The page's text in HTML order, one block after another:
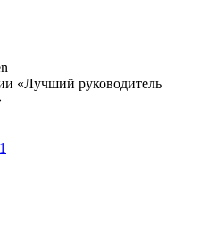
«Лучший руководитель